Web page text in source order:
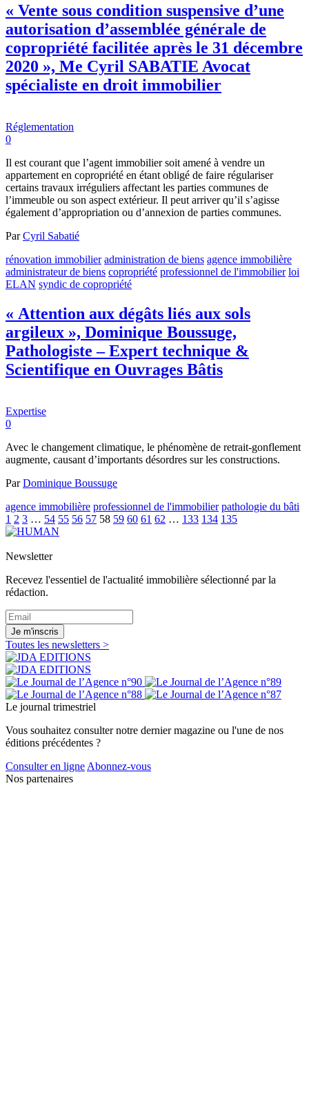
« Vente sous condition suspensive d’une
autorisation d’assemblée générale de
copropriété facilitée après le 31 décembre
2020 », Me Cyril SABATIE Avocat
spécialiste en droit immobilier
Réglementation
0
Il est courant que l’agent immobilier soit amené à vendre un
appartement en copropriété en étant obligé de faire régulariser
certains travaux irréguliers affectant les parties communes de
l’immeuble ou son aspect extérieur. Il peut arriver qu’il s’agisse
également d’appropriation ou d’annexion de parties communes.
ParCyril Sabatié
rénovation immobilier administration de biens agence immobilière
administrateur de biens copropriété professionnel de l'immobilier loi
ELAN syndic de copropriété
« Attention aux dégâts liés aux sols
argileux », Dominique Boussuge,
Pathologiste – Expert technique &
Scientifique en Ouvrages Bâtis
Expertise
0
Avec le changement climatique, le phénomène de retrait-gonflement
augmente, causant d’importants désordres sur les constructions.
ParDominique Boussuge
agence immobilière professionnel de l'immobilier pathologie du bâti
1 2 3 … 54 55 56 57 58 59 60 61 62 … 133 134 135
Newsletter
Recevez l'essentiel de l'actualité immobilière sélectionné par la
rédaction.
Je m'inscris
Toutes les newsletters >
Le journal trimestriel
Vous souhaitez consulter notre dernier magazine ou l'une de nos
éditions précédentes ?
Consulter en ligne Abonnez-vous
Nos partenaires